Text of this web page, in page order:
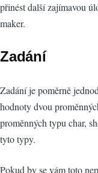
přinést další zajímavou
maker.
Zadání
Zadání je poměrně
hodnoty dvou
proměnných typu char,
tyto typy.
Pokud by se vám toto